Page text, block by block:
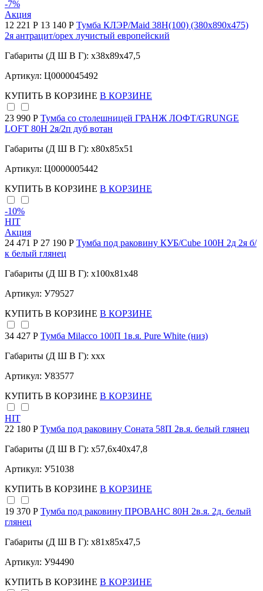
-7%
Акция
12 221 Р 13 140 Р Тумба КЛЭР/Maid 38Н(100) (380х890х475)
2я антрацит/орех лучистый европейский
Габариты (Д Ш В Г): x38x89x47,5
Артикул: Ц0000045492
КУПИТЬ В КОРЗИНЕ В КОРЗИНЕ
23 990 Р Тумба со столешницей ГРАНЖ ЛОФТ/GRUNGE
LOFT 80Н 2я/2п дуб вотан
Габариты (Д Ш В Г): x80x85x51
Артикул: Ц0000005442
КУПИТЬ В КОРЗИНЕ В КОРЗИНЕ
-10%
HIT
Акция
24 471 Р 27 190 Р Тумба под раковину КУБ/Cube 100Н 2д 2я б/
к белый глянец
Габариты (Д Ш В Г): x100x81x48
Артикул: У79527
КУПИТЬ В КОРЗИНЕ В КОРЗИНЕ
34 427 Р Тумба Milacco 100П 1в.я. Pure White (низ)
Габариты (Д Ш В Г): xxx
Артикул: У83577
КУПИТЬ В КОРЗИНЕ В КОРЗИНЕ
HIT
22 180 Р Тумба под раковину Соната 58П 2в.я. белый глянец
Габариты (Д Ш В Г): x57,6x40x47,8
Артикул: У51038
КУПИТЬ В КОРЗИНЕ В КОРЗИНЕ
19 370 Р Тумба под раковину ПРОВАНС 80Н 2в.я. 2д. белый
глянец
Габариты (Д Ш В Г): x81x85x47,5
Артикул: У94490
КУПИТЬ В КОРЗИНЕ В КОРЗИНЕ